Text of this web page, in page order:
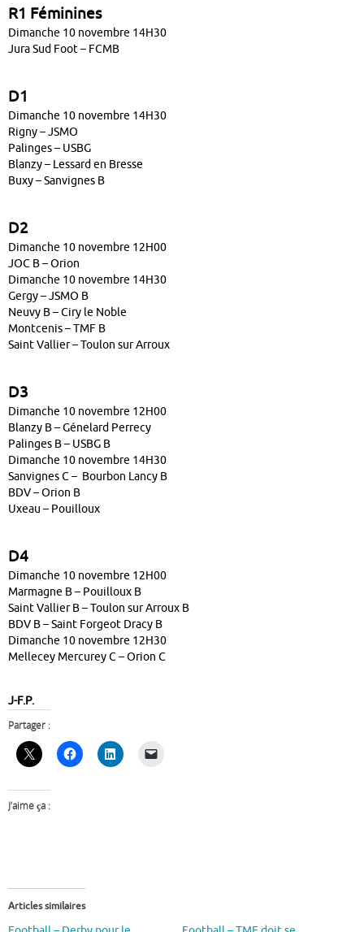
R1 Féminines
Dimanche 10 novembre 14H30
Jura Sud Foot – FCMB
D1
Dimanche 10 novembre 14H30
Rigny – JSMO
Palinges – USBG
Blanzy – Lessard en Bresse
Buxy – Sanvignes B
D2
Dimanche 10 novembre 12H00
JOC B – Orion
Dimanche 10 novembre 14H30
Gergy – JSMO B
Neuvy B – Ciry le Noble
Montcenis – TMF B
Saint Vallier – Toulon sur Arroux
D3
Dimanche 10 novembre 12H00
Blanzy B – Génelard Perrecy
Palinges B – USBG B
Dimanche 10 novembre 14H30
Sanvignes C – Bourbon Lancy B
BDV – Orion B
Uxeau – Pouilloux
D4
Dimanche 10 novembre 12H00
Marmagne B – Pouilloux B
Saint Vallier B – Toulon sur Arroux B
BDV B – Saint Forgeot Dracy B
Dimanche 10 novembre 12H30
Mellecey Mercurey C – Orion C
J-F.P.
Partager :
J’aime ça :
Articles similaires